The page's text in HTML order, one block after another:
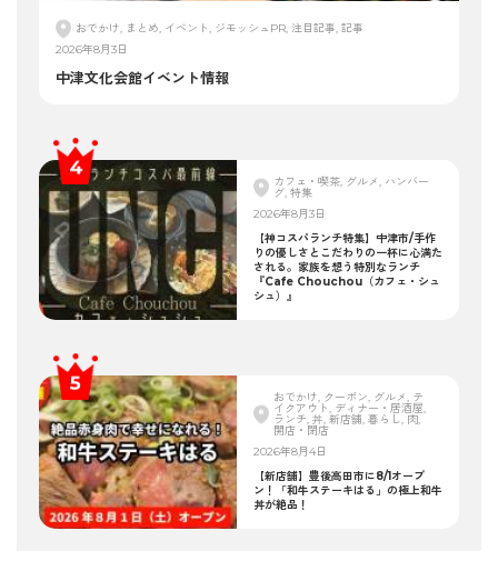
おでかけ, まとめ, イベント, ジモッシュPR, 注目記事, 記事
2026年8月3日
中津文化会館イベント情報
カフェ・喫茶, グルメ, ハンバー
グ, 特集
2026年8月3日
【神コスパランチ特集】中津市/手作
りの優しさとこだわりの一杯に心満た
される。家族を想う特別なランチ
『Cafe Chouchou（カフェ・シュ
シュ）』
おでかけ, クーポン, グルメ, テ
イクアウト, ディナー・居酒屋,
ランチ, 丼, 新店舗, 暮らし, 肉,
開店・閉店
2026年8月4日
【新店舗】豊後高田市に8/1オープ
ン！「和牛ステーキはる」の極上和牛
丼が絶品！